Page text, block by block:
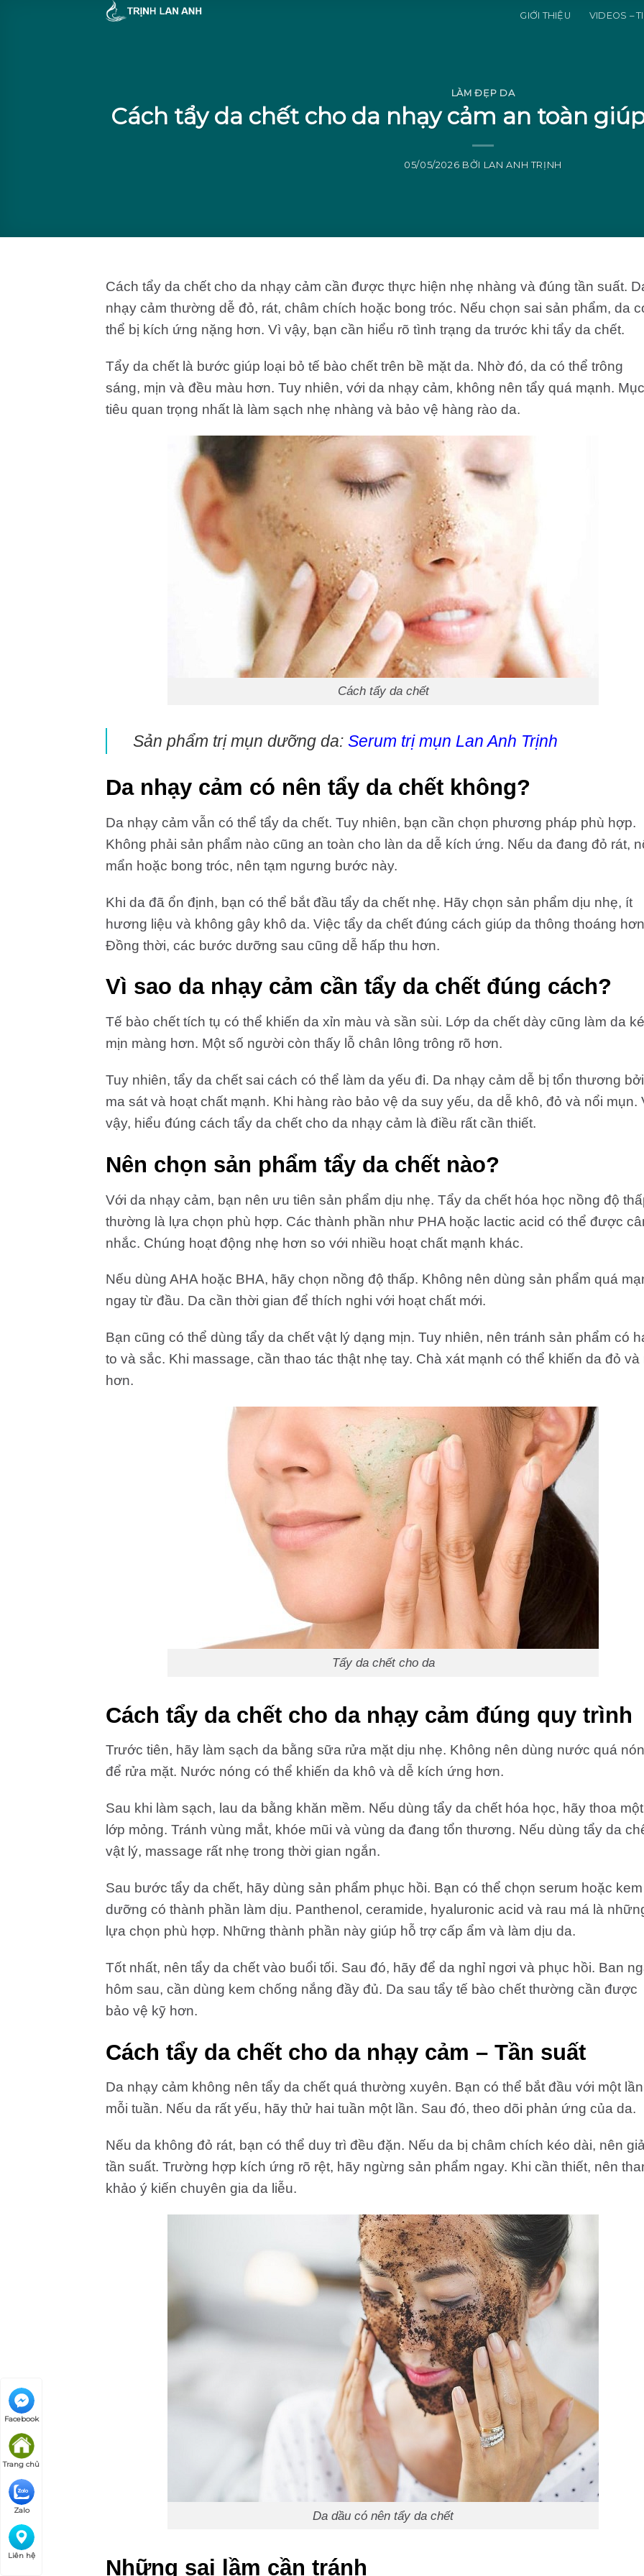
GIỚI THIỆU VIDEOS –
LÀM ĐẸP DA
Cách tẩy da chết cho da nhạy cảm an toàn
05/05/2026 BỞI LAN ANH TRỊNH
Cách tẩy da chết cho da nhạy cảm cần được thực hiện nhẹ nhàng và đúng tần suất.
nhạy cảm thường dễ đỏ, rát, châm chích hoặc bong tróc. Nếu chọn sai sản phẩm, da
thể bị kích ứng nặng hơn. Vì vậy, bạn cần hiểu rõ tình trạng da trước khi tẩy da chết.
Tẩy da chết là bước giúp loại bỏ tế bào chết trên bề mặt da. Nhờ đó, da có thể trông
sáng, mịn và đều màu hơn. Tuy nhiên, với da nhạy cảm, không nên tẩy quá mạnh. Mục
tiêu quan trọng nhất là làm sạch nhẹ nhàng và bảo vệ hàng rào da.
Cách tẩy da chết
Sản phẩm trị mụn dưỡng da: Serum trị mụn Lan Anh Trịnh
Da nhạy cảm có nên tẩy da chết không?
Da nhạy cảm vẫn có thể tẩy da chết. Tuy nhiên, bạn cần chọn phương pháp phù hợp.
Không phải sản phẩm nào cũng an toàn cho làn da dễ kích ứng. Nếu da đang đỏ rát,
mẩn hoặc bong tróc, nên tạm ngưng bước này.
Khi da đã ổn định, bạn có thể bắt đầu tẩy da chết nhẹ. Hãy chọn sản phẩm dịu nhẹ, ít
hương liệu và không gây khô da. Việc tẩy da chết đúng cách giúp da thông thoáng
Đồng thời, các bước dưỡng sau cũng dễ hấp thu hơn.
Vì sao da nhạy cảm cần tẩy da chết đúng cách?
Tế bào chết tích tụ có thể khiến da xỉn màu và sần sùi. Lớp da chết dày cũng làm da
mịn màng hơn. Một số người còn thấy lỗ chân lông trông rõ hơn.
Tuy nhiên, tẩy da chết sai cách có thể làm da yếu đi. Da nhạy cảm dễ bị tổn thương bởi
ma sát và hoạt chất mạnh. Khi hàng rào bảo vệ da suy yếu, da dễ khô, đỏ và nổi mụn.
vậy, hiểu đúng cách tẩy da chết cho da nhạy cảm là điều rất cần thiết.
Nên chọn sản phẩm tẩy da chết nào?
Với da nhạy cảm, bạn nên ưu tiên sản phẩm dịu nhẹ. Tẩy da chết hóa học nồng độ
thường là lựa chọn phù hợp. Các thành phần như PHA hoặc lactic acid có thể được
nhắc. Chúng hoạt động nhẹ hơn so với nhiều hoạt chất mạnh khác.
Nếu dùng AHA hoặc BHA, hãy chọn nồng độ thấp. Không nên dùng sản phẩm quá
ngay từ đầu. Da cần thời gian để thích nghi với hoạt chất mới.
Bạn cũng có thể dùng tẩy da chết vật lý dạng mịn. Tuy nhiên, nên tránh sản phẩm có
to và sắc. Khi massage, cần thao tác thật nhẹ tay. Chà xát mạnh có thể khiến da đỏ và
hơn.
Tẩy da chết cho da
Cách tẩy da chết cho da nhạy cảm đúng quy trình
Trước tiên, hãy làm sạch da bằng sữa rửa mặt dịu nhẹ. Không nên dùng nước quá
để rửa mặt. Nước nóng có thể khiến da khô và dễ kích ứng hơn.
Sau khi làm sạch, lau da bằng khăn mềm. Nếu dùng tẩy da chết hóa học, hãy thoa một
lớp mỏng. Tránh vùng mắt, khóe mũi và vùng da đang tổn thương. Nếu dùng tẩy da
vật lý, massage rất nhẹ trong thời gian ngắn.
Sau bước tẩy da chết, hãy dùng sản phẩm phục hồi. Bạn có thể chọn serum hoặc kem
dưỡng có thành phần làm dịu. Panthenol, ceramide, hyaluronic acid và rau má là
lựa chọn phù hợp. Những thành phần này giúp hỗ trợ cấp ẩm và làm dịu da.
Tốt nhất, nên tẩy da chết vào buổi tối. Sau đó, hãy để da nghỉ ngơi và phục hồi. Ban
hôm sau, cần dùng kem chống nắng đầy đủ. Da sau tẩy tế bào chết thường cần được
bảo vệ kỹ hơn.
Cách tẩy da chết cho da nhạy cảm – Tần suất
Da nhạy cảm không nên tẩy da chết quá thường xuyên. Bạn có thể bắt đầu với một lần
mỗi tuần. Nếu da rất yếu, hãy thử hai tuần một lần. Sau đó, theo dõi phản ứng của da.
Nếu da không đỏ rát, bạn có thể duy trì đều đặn. Nếu da bị châm chích kéo dài, nên
tần suất. Trường hợp kích ứng rõ rệt, hãy ngừng sản phẩm ngay. Khi cần thiết, nên
khảo ý kiến chuyên gia da liễu.
Da dầu có nên tẩy da chết
Những sai lầm cần tránh
Facebook
Trang chủ
Zalo
Liên hệ